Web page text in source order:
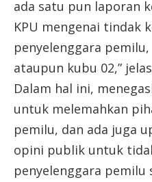
ada satu pun laporan
KPU mengenai tindak
penyelenggara
ataupun kubu 02,”
Dalam hal ini,
untuk melemahkan
pemilu, dan ada juga
opini publik untuk
penyelenggara pemilu